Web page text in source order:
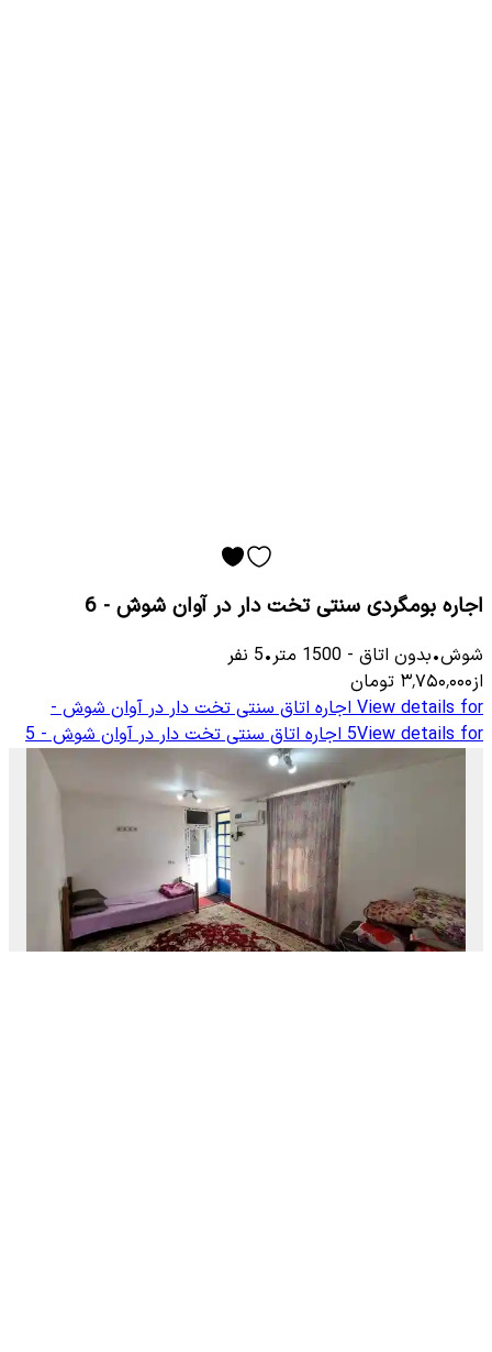
اجاره بومگردی سنتی تخت دار در آوان شوش - 6
شوش•بدون اتاق -
1500 متر•
5 نفر
از۳٬۷۵۰٬۰۰۰ تومان
View details for اجاره اتاق سنتی تخت دار در آوان شوش -
5View details for اجاره اتاق سنتی تخت دار در آوان شوش - 5